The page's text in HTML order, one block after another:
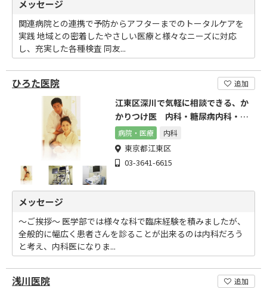
メッセージ
関連病院との連携で予防からアフターまでのトータルケアを
実践 地域との密着したやさしい医療と様々なニーズに対応
し、充実した各種検査 同友...
ひろた医院 追加
江東区深川で気軽に相談できる、か
かりつけ医 内科・糖尿病内科・循
環器内科「ひろた医院」
病院・医療 内科
東京都江東区
03-3641-6615
メッセージ
～ご挨拶～ 医学部では様々な科で臨床経験を積みましたが、
全般的に幅広く患者さんを診ることが出来るのは内科だろう
と考え、内科医になりま...
浅川医院 追加